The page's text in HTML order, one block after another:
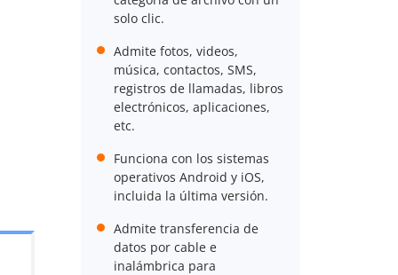
solo clic.
Admite fotos, videos,
música, contactos, SMS,
registros de llamadas, libros
electrónicos, aplicaciones,
etc.
Funciona con los sistemas
operativos Android y iOS,
incluida la última versión.
Admite transferencia de
datos por cable e
inalámbrica para